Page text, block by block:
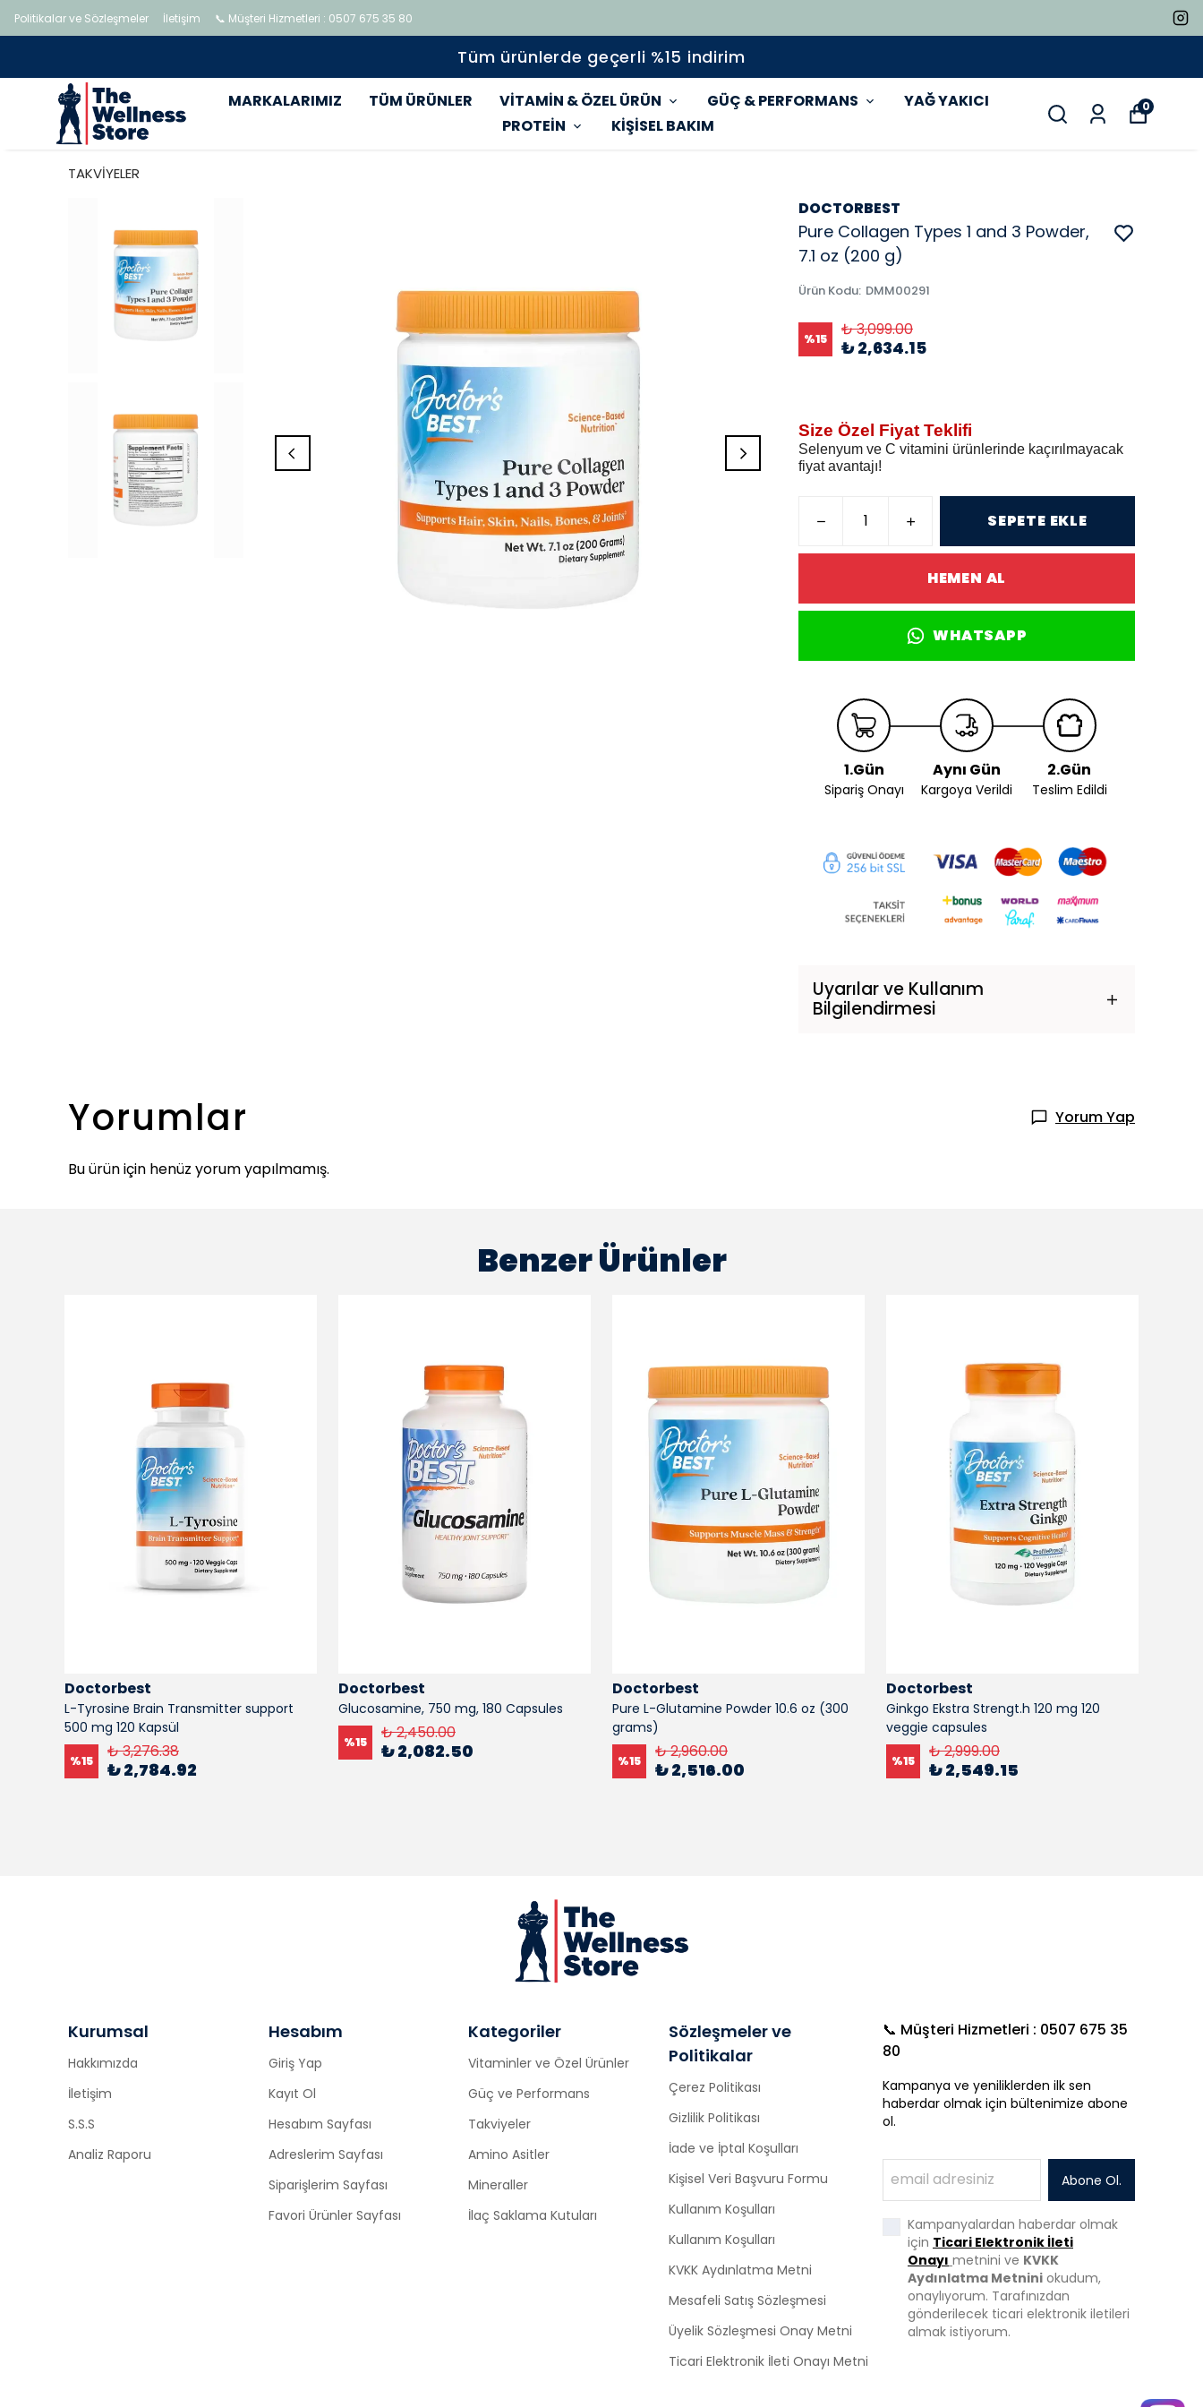
Politikalar ve Sözleşmeler İletişim 📞 Müşteri Hizmetleri : 0507 675 35 80
Tüm ürünlerde geçerli %15 indirim
MARKALARIMIZ TÜM ÜRÜNLER VİTAMİN & ÖZEL ÜRÜN GÜÇ & PERFORMANS
YAĞ YAKICI
PROTEİN
KİŞİSEL BAKIM
0
TAKVİYELER
DOCTORBEST
Pure Collagen Types 1 and 3 Powder,
7.1 oz (200 g)
Ürün Kodu: DMM00291
%15 ₺ 3,099.00
₺ 2,634.15
Size Özel Fiyat Teklifi
Selenyum ve C vitamini ürünlerinde kaçırılmayacak
fiyat avantajı!
SEPETE EKLE
HEMEN AL
WHATSAPP
1.Gün
Sipariş Onayı
Aynı Gün
Kargoya Verildi
2.Gün
Teslim Edildi
Uyarılar ve Kullanım
Bilgilendirmesi
Yorumlar Yorum Yap
Bu ürün için henüz yorum yapılmamış.
Benzer Ürünler
Doctorbest
L-Tyrosine Brain Transmitter support
500 mg 120 Kapsül
%15 ₺ 3,276.38
₺ 2,784.92
Doctorbest
Glucosamine, 750 mg, 180 Capsules
%15 ₺ 2,450.00
₺ 2,082.50
Doctorbest
Pure L-Glutamine Powder 10.6 oz (300
grams)
%15 ₺ 2,960.00
₺ 2,516.00
Doctorbest
Ginkgo Ekstra Strengt.h 120 mg 120
veggie capsules
%15 ₺ 2,999.00
₺ 2,549.15
Kurumsal
Hakkımızda
İletişim
S.S.S
Analiz Raporu
Hesabım
Giriş Yap
Kayıt Ol
Hesabım Sayfası
Adreslerim Sayfası
Siparişlerim Sayfası
Favori Ürünler Sayfası
Kategoriler
Vitaminler ve Özel Ürünler
Güç ve Performans
Takviyeler
Amino Asitler
Mineraller
İlaç Saklama Kutuları
Sözleşmeler ve
Politikalar
Çerez Politikası
Gizlilik Politikası
İade ve İptal Koşulları
Kişisel Veri Başvuru Formu
Kullanım Koşulları
Kullanım Koşulları
KVKK Aydınlatma Metni
Mesafeli Satış Sözleşmesi
Üyelik Sözleşmesi Onay Metni
Ticari Elektronik İleti Onayı Metni
📞 Müşteri Hizmetleri : 0507 675 35
80
Kampanya ve yeniliklerden ilk sen
haberdar olmak için bültenimize abone
ol.
Abone Ol.
Kampanyalardan haberdar olmak
için Ticari Elektronik İleti
Onayı metnini ve KVKK
Aydınlatma Metnini okudum,
onaylıyorum. Tarafınızdan
gönderilecek ticari elektronik iletileri
almak istiyorum.